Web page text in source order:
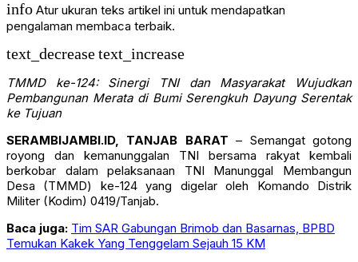
info Atur ukuran teks artikel ini untuk mendapatkan
pengalaman membaca terbaik.
text_decreasetext_increase
TMMD ke-124: Sinergi TNI dan Masyarakat Wujudkan
Pembangunan Merata di Bumi Serengkuh Dayung Serentak
ke Tujuan
SERAMBIJAMBI.ID, TANJAB BARAT – Semangat gotong
royong dan kemanunggalan TNI bersama rakyat kembali
berkobar dalam pelaksanaan TNI Manunggal Membangun
Desa (TMMD) ke-124 yang digelar oleh Komando Distrik
Militer (Kodim) 0419/Tanjab.
Baca juga: Tim SAR Gabungan Brimob dan Basarnas, BPBD
Temukan Kakek Yang Tenggelam Sejauh 15 KM